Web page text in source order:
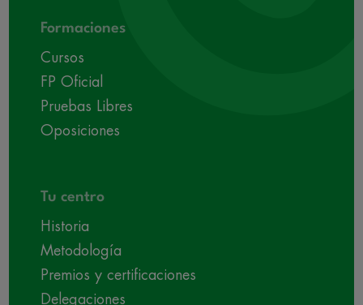
Formaciones
Cursos
FP Oficial
Pruebas Libres
Oposiciones
Tu centro
Historia
Metodología
Premios y certificaciones
Delegaciones